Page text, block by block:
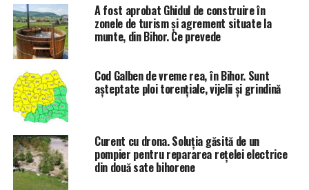
NU RATATI
Vandali în acțiune! Parcul Ghioceilor din Oradea a fost
distrus
A fost aprobat Ghidul de construire în
zonele de turism și agrement situate la
munte, din Bihor. Ce prevede
Cod Galben de vreme rea, în Bihor. Sunt
așteptate ploi torențiale, vijelii și grindină
Curent cu drona. Soluția găsită de un
pompier pentru repararea rețelei electrice
din două sate bihorene